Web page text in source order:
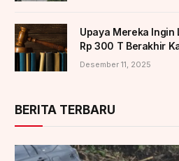
Upaya Mereka Ingin
Rp 300 T Berakhir
Desember 11, 2025
BERITA TERBARU